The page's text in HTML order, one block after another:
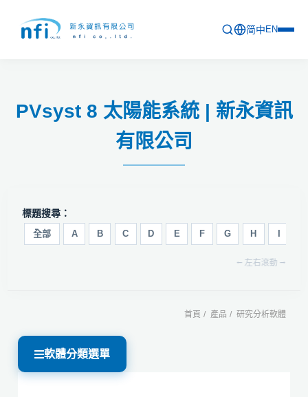
PVsyst 8 太陽能系統 | 新永資訊
有限公司
最新活動
產品列表
軟體更新資訊
問卷
简中EN
標題搜尋：
全部 A B C D E F G H
⭠ 左右滾動 ⭢
首頁 產品 研究分析軟體
軟體分類選單